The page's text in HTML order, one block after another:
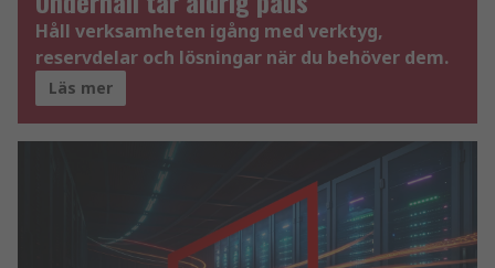
Håll verksamheten igång med verktyg,
reservdelar och lösningar när du behöver dem.
Läs mer